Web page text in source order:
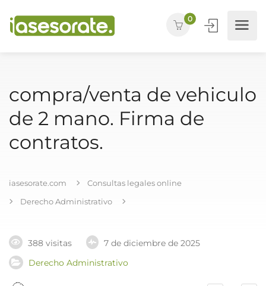
0
compra/venta de vehiculo
de 2 mano. Firma de
contratos.
iasesorate.com
Consultas legales online
Derecho Administrativo
388 visitas
7 de diciembre de 2025
Derecho Administrativo